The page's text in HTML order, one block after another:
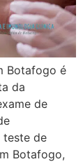
Botafogo é
da
de
teste de
Botafogo,